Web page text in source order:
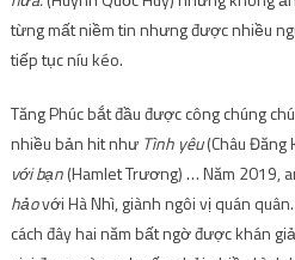
từng mất niềm tin nhưng được nhiều
tiếp tục níu kéo.
Tăng Phúc bắt đầu được công chúng
nhiều bản hit như Tình yêu(Châu Đăng
với bạn(Hamlet Trương) … Năm 2019,
hảovới Hà Nhì, giành ngôi vị quán
cách đây hai năm bất ngờ được khán